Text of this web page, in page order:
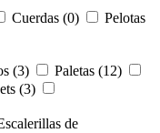
Cuerdas (0)
Pelotas
(3)
Paletas (12)
(3)
de